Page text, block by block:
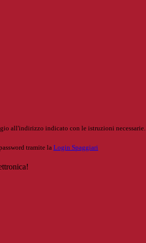
all'indirizzo indicato con le istruzioni necessarie.
tramite la Login Spaggiari